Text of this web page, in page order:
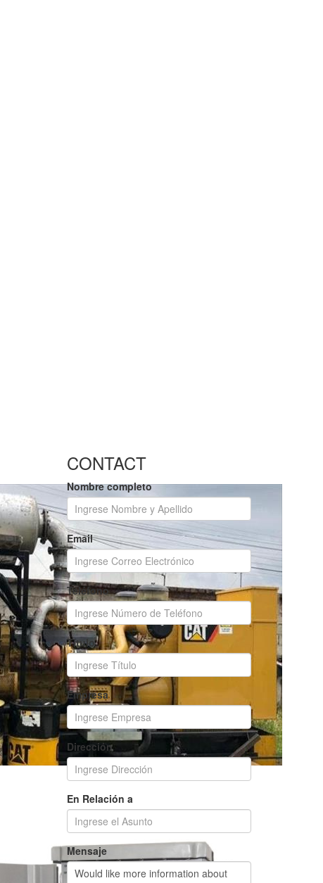
CONTACT
Nombre completo
Email
Teléfono
Título
Empresa
Dirección
En Relación a
Mensaje